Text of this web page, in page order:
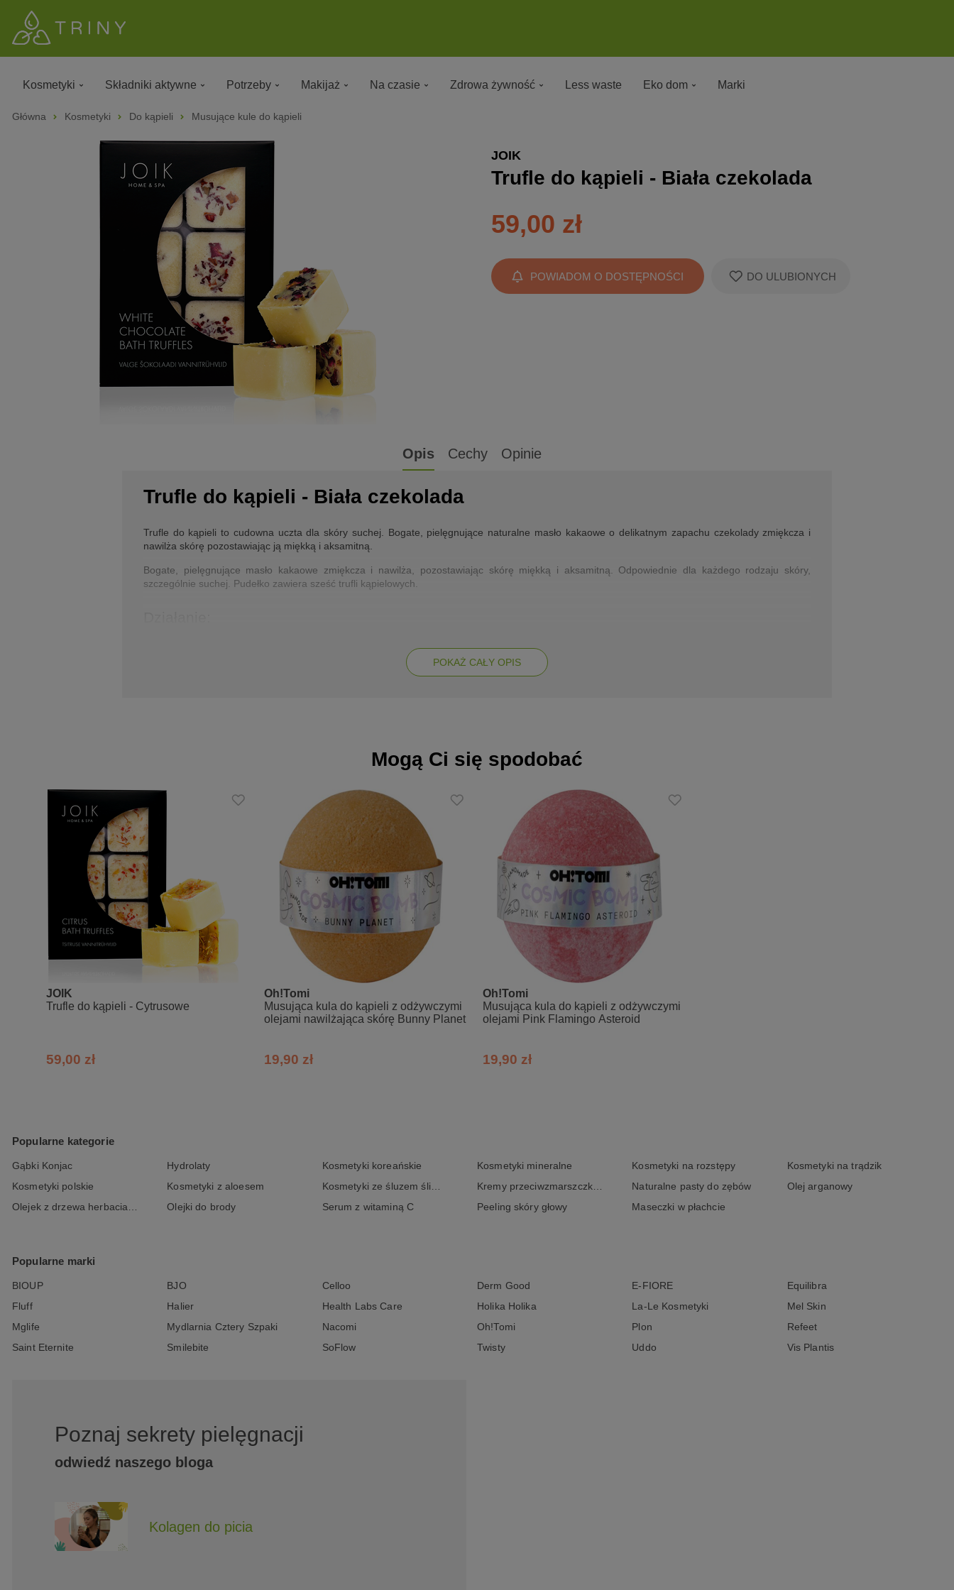
Kosmetyki Składniki aktywne Potrzeby Makijaż Na czasie Zdrowa żywność Less waste Eko dom Marki
Główna Kosmetyki Do kąpieli Musujące kule do kąpieli
JOIK
Trufle do kąpieli - Biała czekolada
59,00 zł
POWIADOM O DOSTĘPNOŚCI DO ULUBIONYCH
Opis Cechy Opinie
Trufle do kąpieli - Biała czekolada
Trufle do kąpieli to cudowna uczta dla skóry suchej. Bogate, pielęgnujące naturalne masło kakaowe o delikatnym zapachu czekolady zmiękcza i
nawilża skórę pozostawiając ją miękką i aksamitną.
Bogate, pielęgnujące masło kakaowe zmiękcza i nawilża, pozostawiając skórę miękką i aksamitną. Odpowiednie dla każdego rodzaju skóry,
szczególnie suchej. Pudełko zawiera sześć trufli kąpielowych.
rozkoszny zapach utrzymujący się na skórze
dedykowane skórze przesuszonej
nie wymaga użycia balsamu po kąpieli
uczta dla ciała i zmysłów w domowym zaciszu
Skład INCI:
sodium bicarbonate, theobroma cacao seed butter, citric acid, zea mays (corn) starch
POKAŻ CAŁY OPIS
Mogą Ci się spodobać
JOIK
Trufle do kąpieli - Cytrusowe
59,00 zł
Oh!Tomi
Musująca kula do kąpieli z odżywczymi
olejami nawilżająca skórę Bunny Planet
19,90 zł
Oh!Tomi
Musująca kula do kąpieli z odżywczymi
olejami Pink Flamingo Asteroid
19,90 zł
Popularne kategorie
Gąbki Konjac Hydrolaty Kosmetyki koreańskie Kosmetyki mineralne Kosmetyki na rozstępy
Kosmetyki na trądzik
Kosmetyki polskie
Kosmetyki z aloesem Kosmetyki ze śluzem ślimaka Kremy przeciwzmarszczkowe Naturalne pasty do zębów
Olej arganowy
Olejek z drzewa herbacianego
Olejki do brody Serum z witaminą C Peeling skóry głowy Maseczki w płachcie
Popularne marki
BIOUP BJO Celloo Derm Good E-FIORE
Equilibra
Fluff
Halier Health Labs Care Holika Holika La-Le Kosmetyki
Mel Skin
Mglife
Mydlarnia Cztery Szpaki Nacomi Oh!Tomi Plon
Refeet
Saint Eternite
Smilebite SoFlow Twisty Uddo Vis Plantis
Poznaj sekrety pielęgnacji
odwiedź naszego bloga
Kolagen do picia